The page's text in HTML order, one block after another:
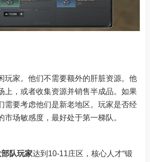
玩家。他们不需要额外的肝脏资源。他
上，或者收集资源并销售半成品。如果
需要考虑他们是新老地区。玩家是否经
市场敏感度，最好处于第一梯队。
队玩家达到10-11庄区，核心人才“锻